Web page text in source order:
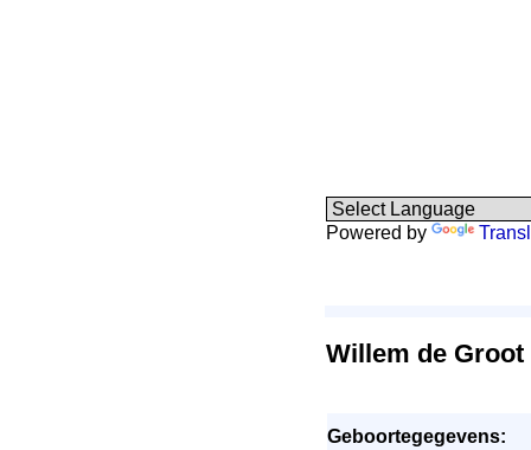
Powered by
Willem de Groot
Geboortegegevens: